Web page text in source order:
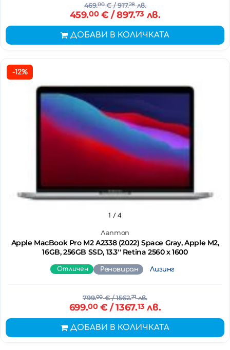
469.00€/ 917.28лв.
459.00€ / 897.73 лв.
ДОБАВИ В КОЛИЧКАТА
-12%
Лаптоп
Apple MacBook Pro M2 A2338 (2022) Space Gray, Apple M2,
16GB, 256GB SSD, 13.3'' Retina 2560 x 1600
1 / 4
Отличен Реновиран Лизинг
799.00€/ 1562.71лв.
699.00€ / 1367.13 лв.
ДОБАВИ В КОЛИЧКАТА